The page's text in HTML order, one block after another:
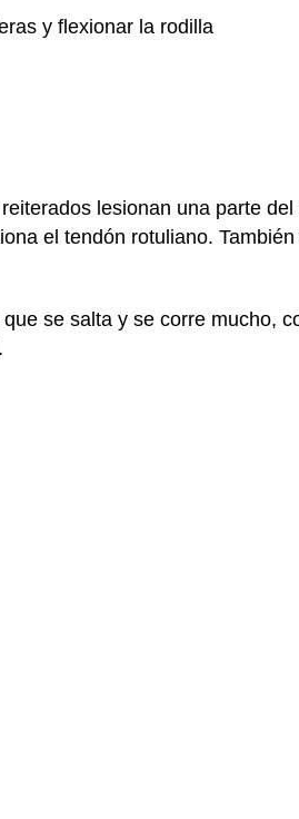
y flexionar la rodilla
lesionan una parte del
el tendón rotuliano.
se salta y se corre mucho,